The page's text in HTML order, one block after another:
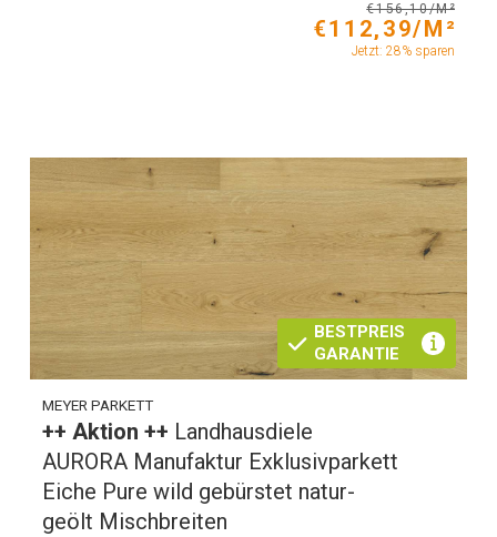
€156,10/M²
€112,39/M²
Jetzt: 28% sparen
BESTPREIS
GARANTIE
MEYER PARKETT
++ Aktion ++ Landhausdiele
AURORA Manufaktur Exklusivparkett
Eiche Pure wild gebürstet natur-
geölt Mischbreiten